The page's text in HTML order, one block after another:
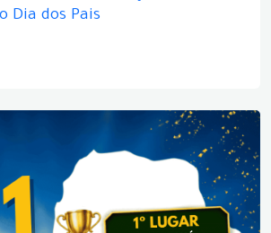
Dia dos Pais